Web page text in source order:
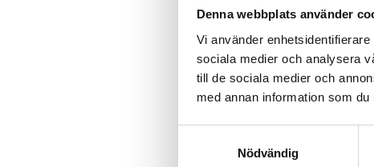
Denna webbplats använder
Vi använder
sociala medier och analysera
till de sociala medier och
med annan information som
Nödvändig
passar till
Anti-
Inställning av